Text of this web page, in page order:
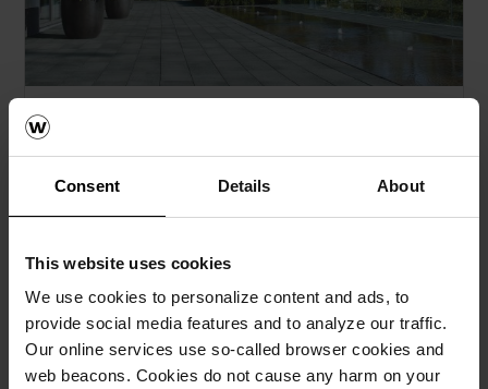
Consent Details About
This website uses cookies
We use cookies to personalize content and ads, to
provide social media features and to analyze our traffic.
Our online services use so-called browser cookies and
web beacons. Cookies do not cause any harm on your
Umbriano
Więcej »